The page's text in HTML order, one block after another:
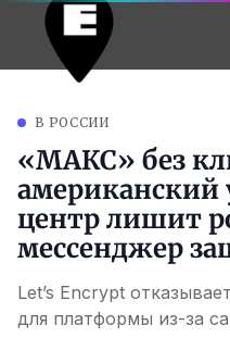
В РОССИИ
«МАКС» без
центр лишит
мессенджер
Let’s Encrypt
для платформы из-за